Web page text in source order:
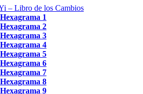
– Libro de los Cambios
Hexagrama 1
Hexagrama 2
Hexagrama 3
Hexagrama 4
Hexagrama 5
Hexagrama 6
Hexagrama 7
Hexagrama 8
Hexagrama 9